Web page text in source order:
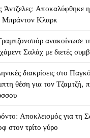
Άντζελες: Αποκαλύφθηκε η
Μπράντον Κλαρκ
ανακοίνωσε
Σαλάχ με διετές
διακρίσεις στο
θέση για τον Τζαμτζή,
Αποκλεισμός για τη
στον τρίτο γύρο